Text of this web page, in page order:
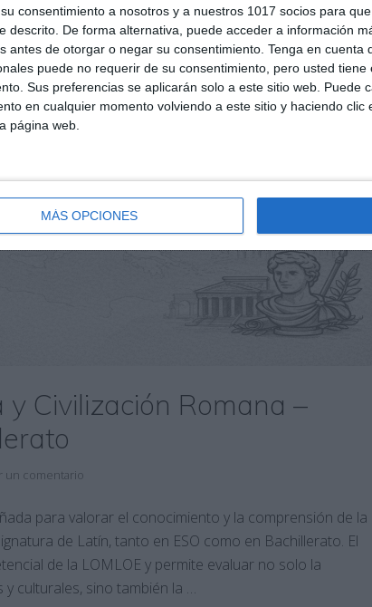
consentimiento a nosotros y a nuestros 1017 socios para
descrito. De forma alternativa, puede acceder a información
antes de otorgar o negar su consentimiento. Tenga en cuenta
puede no requerir de su consentimiento, pero usted
Sus preferencias se aplicarán solo a este sitio web. Puede
en cualquier momento volviendo a este sitio y haciendo
página web.
MÁS OPCIONES
Civilización Romana –
un comentario
para valorar el conocimiento y la comprensión de la
de Latín, tanto en ESO como en Bachillerato. El
de la LOMLOE y permite evaluar no solo la
culturales, sino también la …